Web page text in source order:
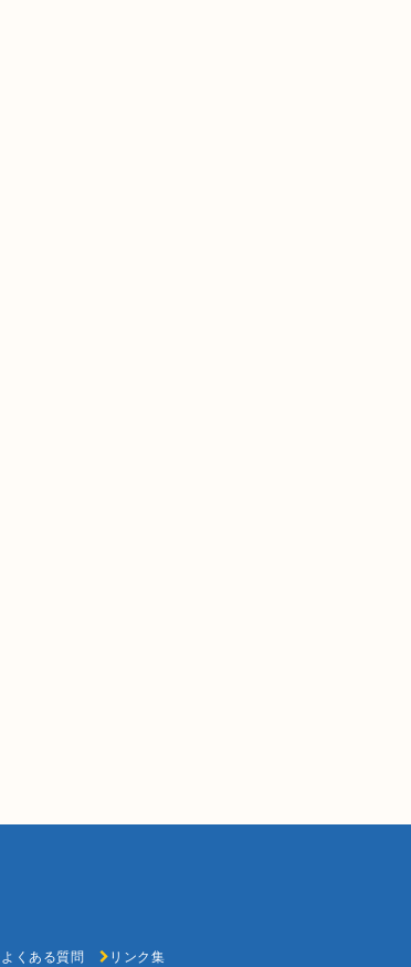
よくある質問 リンク集